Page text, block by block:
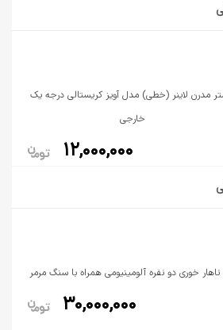
مدرن لاینر (خطی) مدل آویز کریستالی درجه یک
خارجی
12,000,000
ناهار خوری دو نفره آلومینیومی همراه با سنگ مرمر
30,000,000